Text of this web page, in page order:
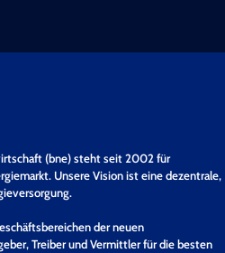
(bne) steht seit 2002 für
Unsere Vision ist eine dezentrale,
der neuen
Treiber und Vermittler für die besten